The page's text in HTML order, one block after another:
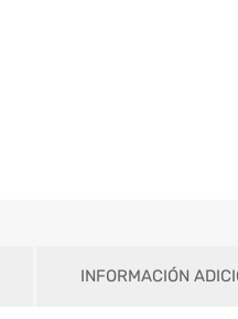
INFORMACIÓN